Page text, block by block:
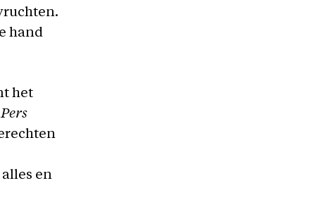
hand
het
en